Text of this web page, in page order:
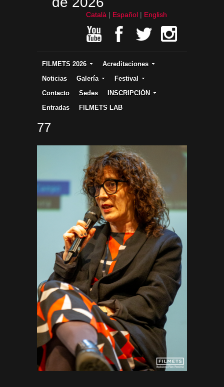
Català Español English
FILMETS 2026
Acreditaciones
Noticias
Galería
Festival
Contacto
Sedes
INSCRIPCIÓN
Entradas
FILMETS LAB
77